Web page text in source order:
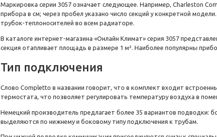
Маркировка серии 3057 означает следующее. Например, Charleston
прибора в см; через пробел указано число секций у конкретной
трубок-теплоносителей во всем радиаторе
В каталоге интернет-магазина «Онлайн Климат» серия 3057
секция отапливает площадь в размере 1 м². Наиболее популярны
Тип подключения
Слово Completto в названии говорит, что в комплект входит в
термостата, что позволяет регулировать температуру воздуха в
Немецкий производитель предлагает более 35 вариантов подводки:
выделяются по нижнему и боковому типу подключения к трубам.